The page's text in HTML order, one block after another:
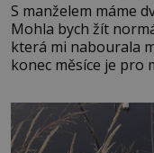
S manželem máme
Mohla bych žít
která mi nabourala
konec měsíce je pro
dál častěji volá o